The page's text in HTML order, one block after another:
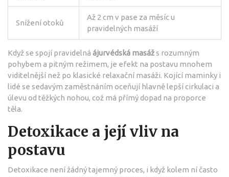
Snížení otoků
Až 2 cm v pase za měsíc u
pravidelných masáží
Když se spojí pravidelná ájurvédská masážs rozumným
pohybem a pitným režimem, je efekt na postavu mnohem
viditelnější než po klasické relaxační masáži. Kojící maminky i
lidé se sedavým zaměstnáním oceňují hlavně lepší cirkulaci a
úlevu od těžkých nohou, což má přímý dopad na proporce
těla.
Detoxikace a její vliv na
postavu
Detoxikace není žádný tajemný proces, i když kolem ní často